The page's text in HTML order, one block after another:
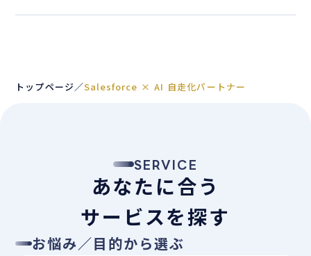
トップページ／Salesforce × AI 自走化パートナー
SERVICE
あなたに合う
サービスを探す
お悩み／目的から選ぶ